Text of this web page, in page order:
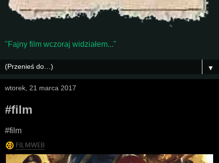
"Fajny film wczoraj widziałem..."
▼
wtorek, 21 marca 2017
#film
#film